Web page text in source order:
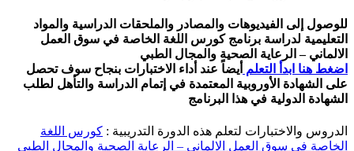
للوصول إلى الفيديوهات والمصادر والملحقات الدراسية والمواد
التعليمية لدراسة برنامج كورس اللغة الخاصة في سوق العمل
الالماني – الرعاية الصحية والمجال الطبي
اضغط هنا ابدأ التعلم أيضاً عند أداء الاختبارات بنجاح سوف تحصل
على الشهادة الأوروبية المعتمدة في إتمام الدراسة والتأهل لطلب
الشهادة الدولية في هذا البرنامج
الدروس والاختبارات لتعلم هذه الدورة التدريبية : كورس اللغة
الخاصة في سوق العمل الالماني – الرعاية الصحية والمجال الطبي